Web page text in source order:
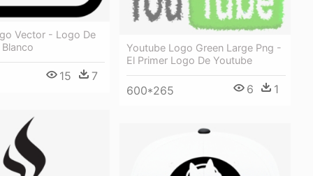
Vector - Logo De
15 7
Youtube Logo Green Large Png -
El Primer Logo De Youtube
600*265 6 1